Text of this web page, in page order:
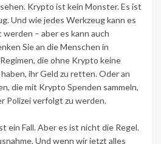
Krypto ist kein Monster. Es ist
Und wie jedes Werkzeug kann es
werden – aber es kann auch
Sie an die Menschen in
die ohne Krypto keine
ihr Geld zu retten. Oder an
die mit Krypto Spenden sammeln,
Polizei verfolgt zu werden.
ein Fall. Aber es ist nicht die Regel.
Und wenn wir jetzt alles